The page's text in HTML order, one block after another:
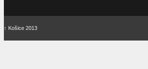
↑ Košice 2013